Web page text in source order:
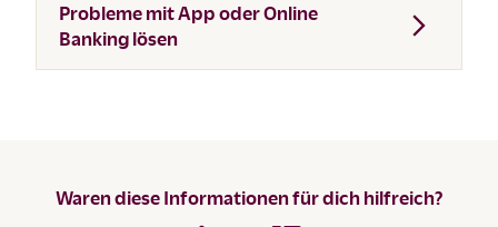
Probleme mit App oder Online
Banking lösen
Waren diese Informationen für dich hilfreich?